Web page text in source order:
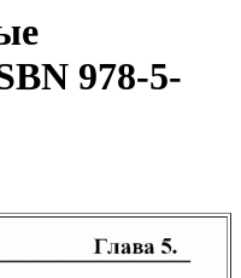
978-5-